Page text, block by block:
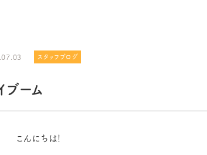
スタッフブログ
ブーム
こんにちは！